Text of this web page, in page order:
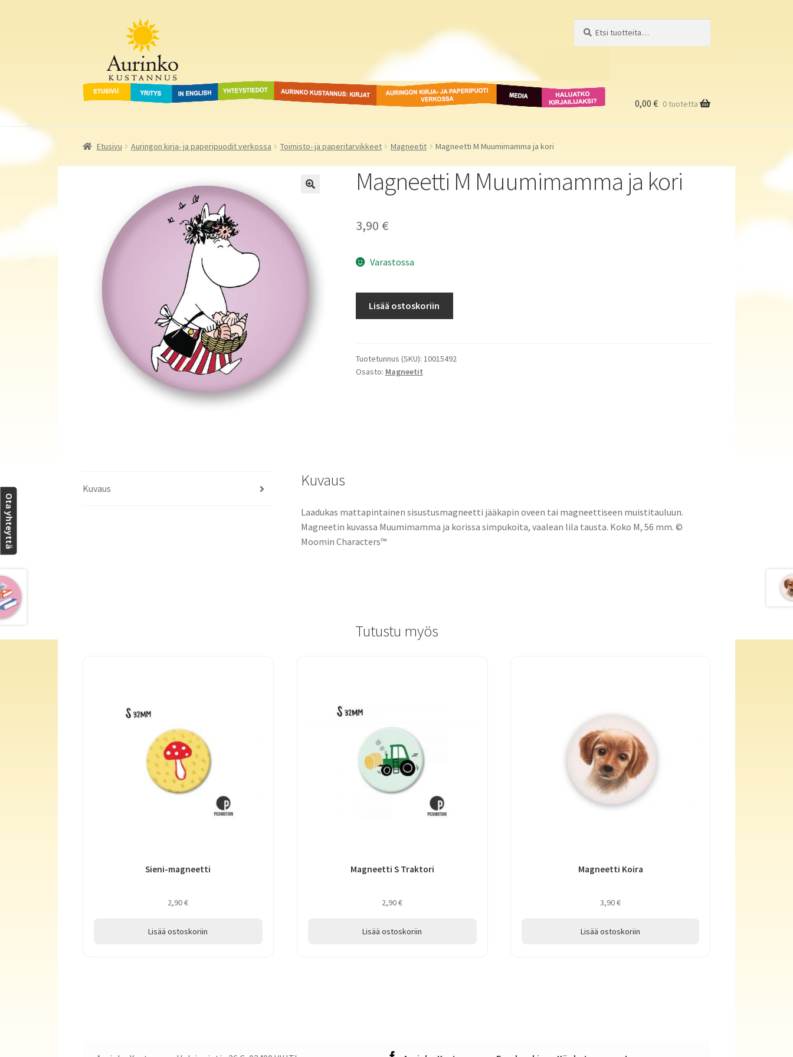
navigointiin
Aurinko Kustannus
Etusivu Yritys In English Yhteystiedot Aurinko Kustannus: kirjat Auringon kirja- ja
paperipuodit verkossa
Media
Haluatko
kirjailijaksi?
0,00 € 0 tuotetta
Etusivu Auringon kirja- ja paperipuodit verkossa Toimisto- ja paperitarvikkeet Magneetit Magneetti M Muumimamma ja kori
Magneetti M Muumimamma ja kori
3,90 €
Varastossa
kori
määrä
Lisää ostoskoriin
Tuotetunnus (SKU): 10015492
Osasto: Magneetit
Kuvaus Kuvaus
Laadukas mattapintainen sisustusmagneetti jääkapin oveen tai magneettiseen muistitauluun.
Magneetin kuvassa Muumimamma ja korissa simpukoita, vaalean lila tausta. Koko M, 56 mm. ©
Moomin Characters™
Tutustu myös
Sieni-magneetti
2,90€
Lisää ostoskoriin
Magneetti S Traktori
2,90€
Lisää ostoskoriin
Magneetti Koira
3,90€
Lisää ostoskoriin
Ota yhteyttä